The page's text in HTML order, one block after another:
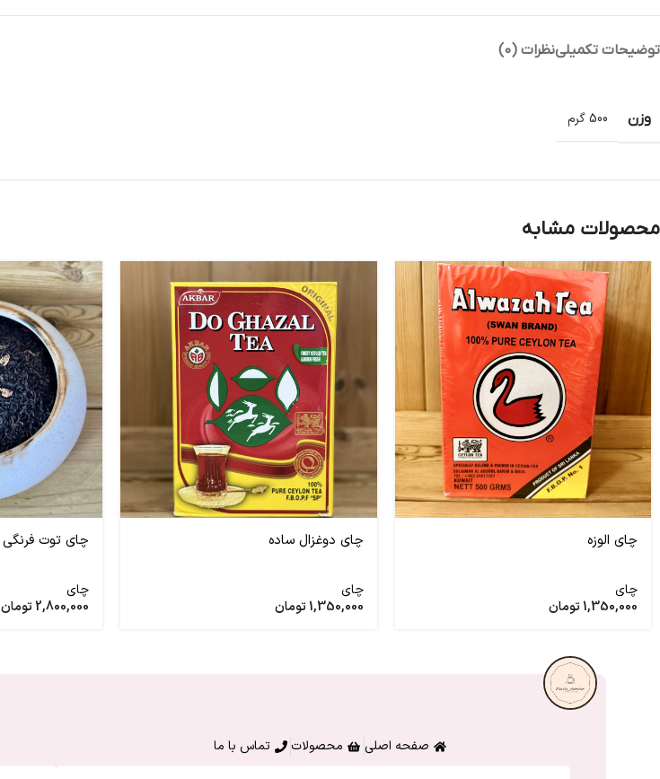
توضیحات تکمیلینظرات (0)
وزن 500 گرم
محصولات مشابه
چای الوزه
چای
1,350,000تومان
چای دوغزال ساده
چای
1,350,000تومان
چای توت فرنگی
چای
2,800,000تومان
صفحه اصلی محصولات تماس با ما